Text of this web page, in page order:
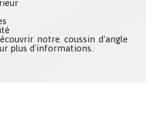
notre coussin d'angle
plus d'informations.